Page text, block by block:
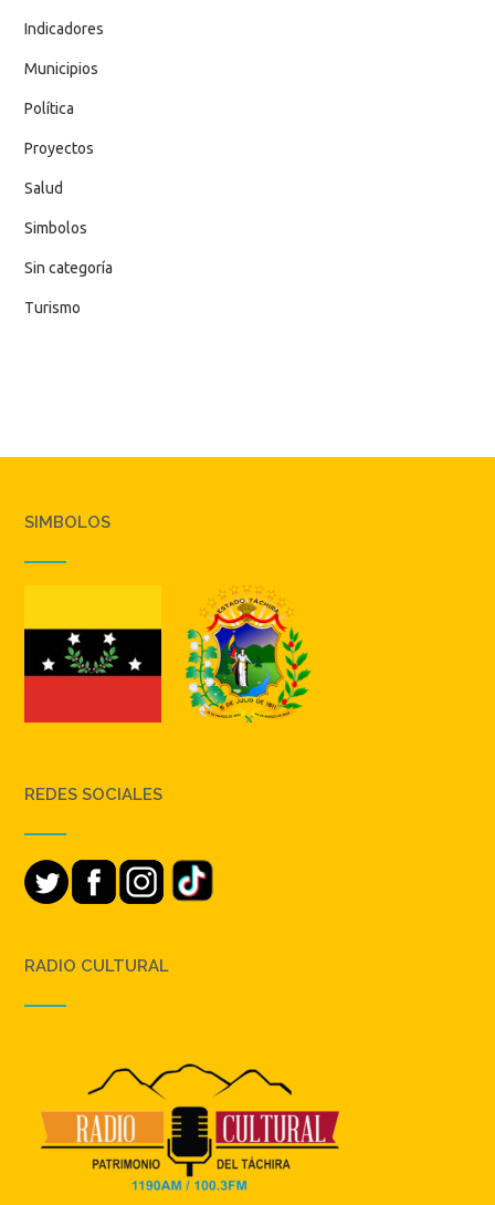
Indicadores
Municipios
Política
Proyectos
Salud
Simbolos
Sin categoría
Turismo
SIMBOLOS
REDES SOCIALES
RADIO CULTURAL